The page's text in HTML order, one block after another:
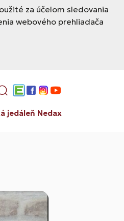
za účelom sledovania
webového prehliadača
Edupage
Facebook
Instagram
YouTube
jedáleň Nedax